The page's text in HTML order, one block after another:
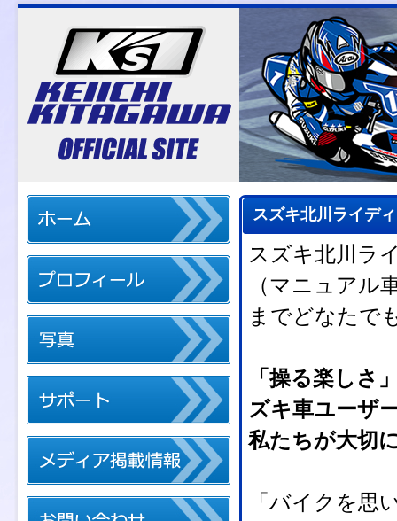
スズキ北川ライデ
スズキ北川ラ
（マニュアル
までどなたで
「操る楽しさ
ズキ車ユーザ
私たちが大切
「バイクを思